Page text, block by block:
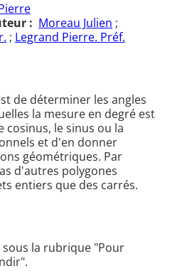
: Moreau Julien ;
; Legrand Pierre. Préf.
de déterminer les angles
la mesure en degré est
cosinus, le sinus ou la
et d'en donner
géométriques. Par
d'autres polygones
entiers que des carrés.
la rubrique "Pour